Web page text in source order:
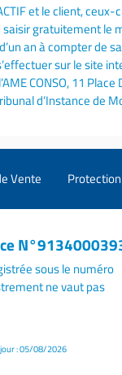
et le client,
gratuitement le
an à compter de
sur le site
CONSO, 11
d’Instance de
Vente
sous le numéro
ne vaut pas
: 05/08/2026